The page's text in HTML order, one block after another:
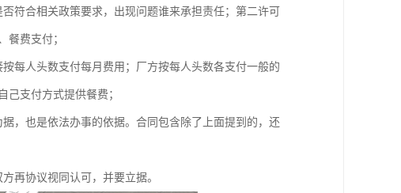
符合相关政策要求，出现问题谁来承担责任；第二许可
餐费支付；
每人头数支付每月费用；厂方按每人头数各支付一般的
支付方式提供餐费；
，也是依法办事的依据。合同包含除了上面提到的，还
再协议视同认可，并要立据。